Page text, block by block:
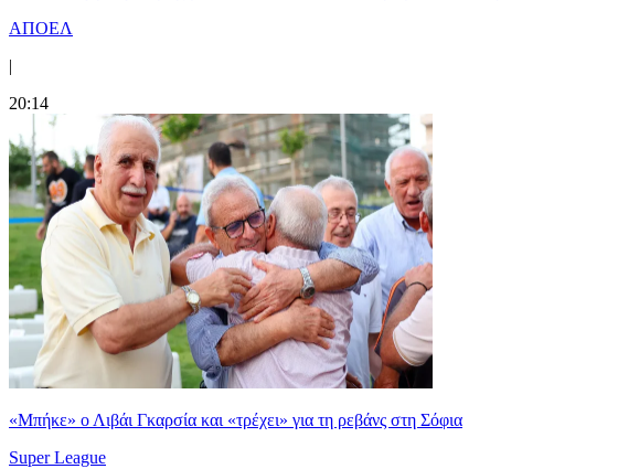
ΑΠΟΕΛ
|
20:14
«Μπήκε» ο Λιβάι Γκαρσία και «τρέχει» για τη ρεβάνς στη Σόφια
Super League